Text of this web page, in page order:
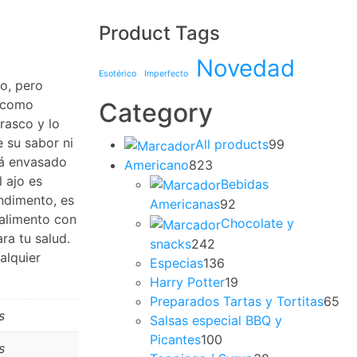
pero
y lo
su sabor ni
envasado
ajo es
es
con
tu salud.
Product Tags
Esotérico Imperfecto Novedad
Category
All products99
Americano823
productos
Bebidas
Americanas92
productos
Chocolate y
snacks242
productos
Especias136
productos
Harry Potter19
productos
Preparados Tartas y Tortitas65
Salsas especial BBQ y
Picantes100